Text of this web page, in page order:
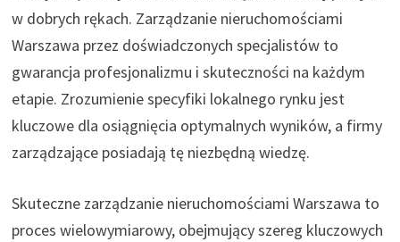
w dobrych rękach. Zarządzanie nieruchomościami
Warszawa przez doświadczonych specjalistów to
gwarancja profesjonalizmu i skuteczności na każdym
etapie. Zrozumienie specyfiki lokalnego rynku jest
kluczowe dla osiągnięcia optymalnych wyników, a firmy
zarządzające posiadają tę niezbędną wiedzę.
Skuteczne zarządzanie nieruchomościami Warszawa to
proces wielowymiarowy, obejmujący szereg kluczowych